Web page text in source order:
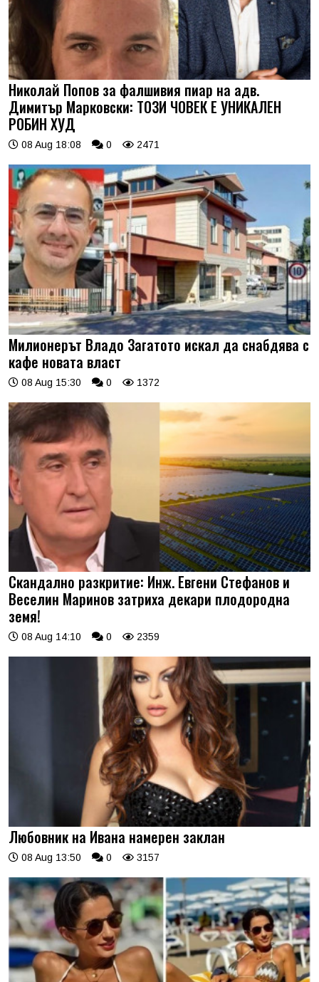
Николай Попов за фалшивия пиар на адв.
Димитър Марковски: ТОЗИ ЧОВЕК Е УНИКАЛЕН
РОБИН ХУД
08 Aug 18:08 0 2471
Милионерът Владо Загатото искал да снабдява с
кафе новата власт
08 Aug 15:30 0 1372
Скандално разкритие: Инж. Евгени Стефанов и
Веселин Маринов затриха декари плодородна
земя!
08 Aug 14:10 0 2359
Любовник на Ивана намерен заклан
08 Aug 13:50 0 3157